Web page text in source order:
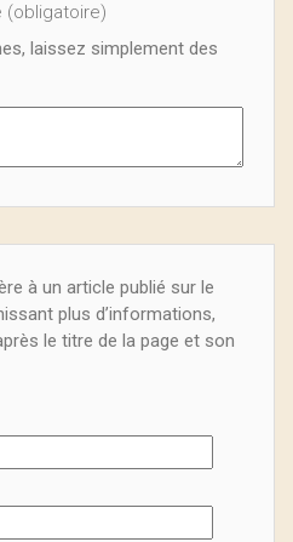
(obligatoire)
laissez simplement des
à un article publié sur le
plus d’informations,
le titre de la page et son